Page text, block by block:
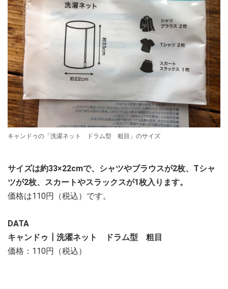
キャンドゥの「洗濯ネット ドラム型 粗目」のサイズ
サイズは約33×22cmで、シャツやブラウスが2枚、Tシャ
ツが2枚、スカートやスラックスが1枚入ります。
価格は110円（税込）です。
DATA
キャンドゥ┃洗濯ネット ドラム型 粗目
価格：110円（税込）